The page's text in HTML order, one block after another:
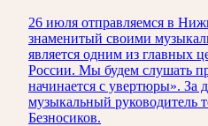
26 июля отправляемся в
знаменитый своими
является одним из главных
России. Мы будем слушать
начинается с увертюры».
музыкальный руководитель
Безносиков.